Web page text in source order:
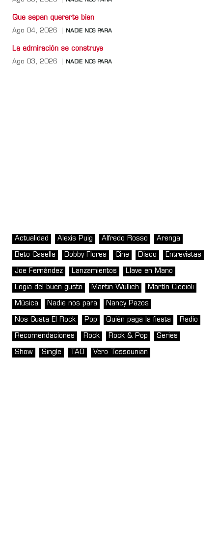
Que sepan quererte bien
Ago 04, 2026 NADIE NOS PARA
La admiración se construye
Ago 03, 2026 NADIE NOS PARA
Actualidad Alexis Puig Alfredo Rosso Arenga
Beto Casella Bobby Flores Cine Disco Entrevistas
Joe Fernández Lanzamientos Llave en Mano
Logia del buen gusto Martin Wullich Martín Ciccioli
Música Nadie nos para Nancy Pazos
Nos Gusta El Rock Pop Quién paga la fiesta Radio
Recomendaciones Rock Rock & Pop Series
Show Single TAO Vero Tossounian